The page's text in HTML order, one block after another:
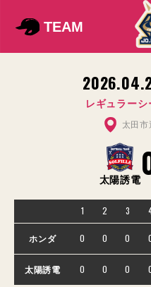
TEAM
レギュラーシ
太田
太陽誘電
1 2 3
ホンダ 0 0 0
太陽誘電 0 0 0